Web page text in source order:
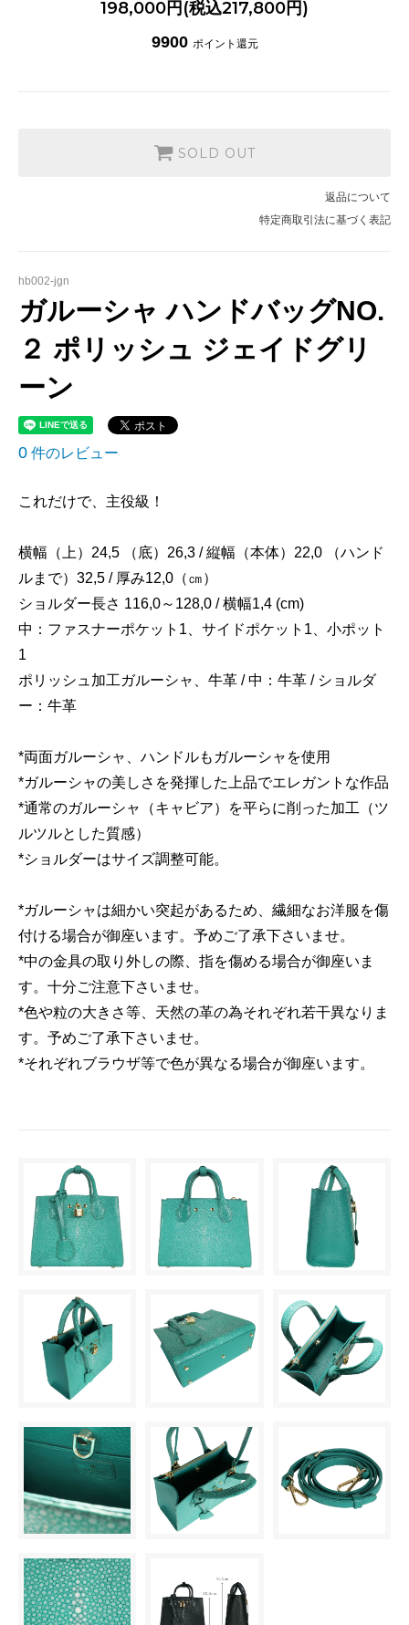
198,000円(税込217,800円)
9900 ポイント還元
SOLD OUT
返品について
特定商取引法に基づく表記
hb002-jgn
ガルーシャ ハンドバッグNO.
２ ポリッシュ ジェイドグリ
ーン
0 件のレビュー
これだけで、主役級！
横幅（上）24,5 （底）26,3 / 縦幅（本体）22,0 （ハンド
ルまで）32,5 / 厚み12,0（㎝）
ショルダー長さ 116,0～128,0 / 横幅1,4 (cm)
中：ファスナーポケット1、サイドポケット1、小ポット
1
ポリッシュ加工ガルーシャ、牛革 / 中：牛革 / ショルダ
ー：牛革
*両面ガルーシャ、ハンドルもガルーシャを使用
*ガルーシャの美しさを発揮した上品でエレガントな作品
*通常のガルーシャ（キャビア）を平らに削った加工（ツ
ルツルとした質感）
*ショルダーはサイズ調整可能。
*ガルーシャは細かい突起があるため、繊細なお洋服を傷
付ける場合が御座います。予めご了承下さいませ。
*中の金具の取り外しの際、指を傷める場合が御座いま
す。十分ご注意下さいませ。
*色や粒の大きさ等、天然の革の為それぞれ若干異なりま
す。予めご了承下さいませ。
*それぞれブラウザ等で色が異なる場合が御座います。